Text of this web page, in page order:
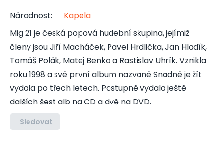
Národnost:
Kapela
Mig 21 je česká popová hudební skupina, jejímiž
členy jsou Jiří Macháček, Pavel Hrdlička, Jan Hladík,
Tomáš Polák, Matej Benko a Rastislav Uhrík. Vznikla
roku 1998 a své první album nazvané Snadné je žít
vydala po třech letech. Postupně vydala ještě
dalších šest alb na CD a dvě na DVD.
Sledovat